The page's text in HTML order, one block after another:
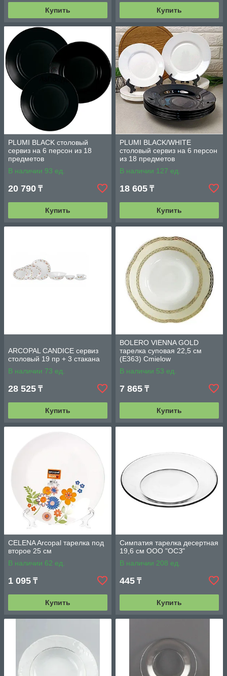
Купить Купить
PLUMI BLACK столовый
сервиз на 6 персон из 18
предметов
В наличии 93 ед.
20 790 ₸
Купить
PLUMI BLACK/WHITE
столовый сервиз на 6 персон
из 18 предметов
В наличии 127 ед.
18 605 ₸
Купить
ARCOPAL CANDICE сервиз
столовый 19 пр + 3 стакана
В наличии 73 ед.
28 525 ₸
Купить
BOLERO VIENNA GOLD
тарелка суповая 22,5 см
(E363) Cmielow
В наличии 53 ед.
7 865 ₸
Купить
CELENA Arcopal тарелка под
второе 25 см
В наличии 62 ед.
1 095 ₸
Купить
Симпатия тарелка десертная
19,6 см ООО "ОСЗ"
В наличии 208 ед.
445 ₸
Купить